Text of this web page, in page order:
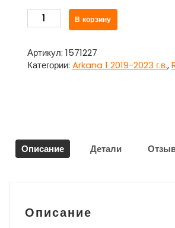
Количество
товара
потолка
839101199R
Arkana
1
В корзину
Артикул: 1571227
Категории: Arkana 1 2019-2023 г.в.,
Описание Детали
Описание